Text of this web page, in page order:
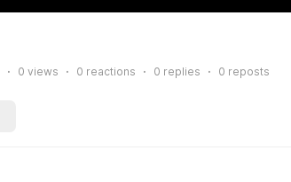
0 views 0 reactions 0 replies 0 reposts